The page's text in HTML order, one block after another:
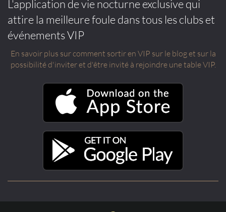
L'application de vie nocturne exclusive qui
attire la meilleure foule dans tous les clubs et
événements VIP
En savoir plus sur comment sortir en VIP sur le blog et sur la
possibilité d'inviter et d'être invité à rejoindre une table VIP.